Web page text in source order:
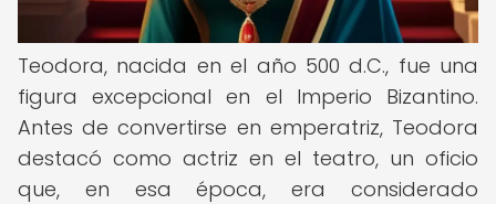
Teodora, nacida en el año 500 d.C., fue una
figura excepcional en el Imperio Bizantino.
Antes de convertirse en emperatriz, Teodora
destacó como actriz en el teatro, un oficio
que, en esa época, era considerado